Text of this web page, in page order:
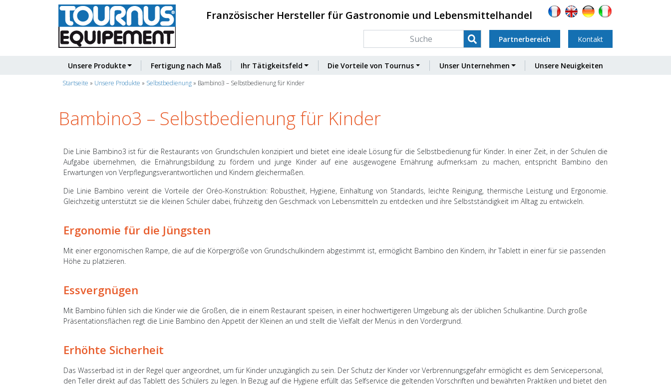
Französischer Hersteller für Gastronomie und Lebensmittelhandel
Partnerbereich Kontakt
Unsere Produkte Fertigung nach Maß Ihr Tätigkeitsfeld Die Vorteile von Tournus Unser Unternehmen Unsere Neuigkeiten
Startseite » Unsere Produkte » Selbstbedienung » Bambino3 – Selbstbedienung für Kinder
Bambino3 – Selbstbedienung für Kinder
Die Linie Bambino3 ist für die Restaurants von Grundschulen konzipiert und bietet eine ideale Lösung für die Selbstbedienung für Kinder. In einer Zeit, in der Schulen die
Aufgabe übernehmen, die Ernährungsbildung zu fördern und junge Kinder auf eine ausgewogene Ernährung aufmerksam zu machen, entspricht Bambino den
Erwartungen von Verpflegungsverantwortlichen und Kindern gleichermaßen.
Die Linie Bambino vereint die Vorteile der Oréo-Konstruktion: Robustheit, Hygiene, Einhaltung von Standards, leichte Reinigung, thermische Leistung und Ergonomie.
Gleichzeitig unterstützt sie die kleinen Schüler dabei, frühzeitig den Geschmack von Lebensmitteln zu entdecken und ihre Selbstständigkeit im Alltag zu entwickeln.
Ergonomie für die Jüngsten
Mit einer ergonomischen Rampe, die auf die Körpergröße von Grundschulkindern abgestimmt ist, ermöglicht Bambino den Kindern, ihr Tablett in einer für sie passenden
Höhe zu platzieren.
Essvergnügen
Mit Bambino fühlen sich die Kinder wie die Großen, die in einem Restaurant speisen, in einer hochwertigeren Umgebung als der üblichen Schulkantine. Durch große
Präsentationsflächen regt die Linie Bambino den Appetit der Kleinen an und stellt die Vielfalt der Menüs in den Vordergrund.
Erhöhte Sicherheit
Das Wasserbad ist in der Regel quer angeordnet, um für Kinder unzugänglich zu sein. Der Schutz der Kinder vor Verbrennungsgefahr ermöglicht es dem Servicepersonal,
den Teller direkt auf das Tablett des Schülers zu legen. In Bezug auf die Hygiene erfüllt das Selfservice die geltenden Vorschriften und bewährten Praktiken und bietet den